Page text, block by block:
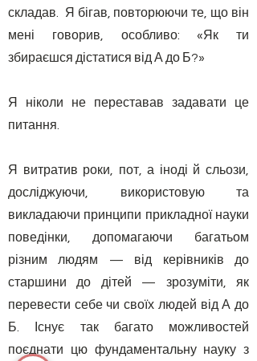
складав.
Я бігав, повторюючи те, що він
мені говорив, особливо: «Як ти
збираєшся дістатися від А до Б?»
Я ніколи не переставав задавати це
питання.
Я витратив роки, пот, а іноді й сльози,
досліджуючи, використовую та
викладаючи принципи прикладної науки
поведінки, допомагаючи багатьом
різним людям — від керівників до
старшини до дітей — зрозуміти, як
перевести себе чи своїх людей від А до
Б. Існує так багато можливостей
поєднати цю фундаментальну науку з